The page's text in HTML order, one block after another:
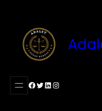
Facebook
Twitter
LinkedIn
Instagram